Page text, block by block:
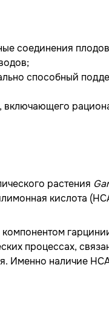
соединения
способный
включающего
растения
кислота
процессах,
Именно наличие